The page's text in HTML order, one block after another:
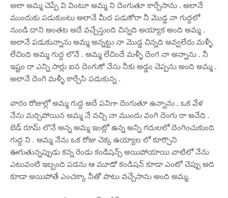
అలా అమ్మ చెప్పే వి వింటూ అమ్మ ని దెంగుతూ కార్చేసాను . అలానే
ముందుకు పడుకుంటు అలానే మీద పడుకోరా నీ మొడ్డ నా గుద్దలో
నుండి దాని అంతట అదే వచ్చేస్తుంది చిన్నది అయ్యాక అంది అమ్మ .
అలానే పడుకున్నాను అమ్మ అన్నట్టు నా మొడ్డ చిన్నది అవ్వలేదు మళ్ళీ
లేచింది అమ్మ గుద్ద లొనే . అమ్మ లేచిందే మళ్ళీ దెంగ నా అన్నాను . నీ
ఇష్టం రా ఎన్ని సార్లు ఐన దెంగుకో నేను నీకు అడ్డం చెప్పను అంది అమ్మ .
అలానే దెంగి మళ్ళీ కార్చేసి పడుకున్న .
వారం రోజుల్లో అమ్మ గుద్ద అదే పనిగా దెంగుతూ ఉన్నాను . ఒక వేళ
నేను మర్చిపోయిన అమ్మ నే వచ్చి నా ముందు వంగి దెంగు రా అనేది .
బెడ్ రూమ్ లొనే అన్న అమ్మ ఇంట్లో ఉన్న అన్ని గదులలో దెంగించుకుంది
గుద్ద ని . అమ్మ నేను ఒక రోజు చెక్క ఉయ్యాల లో కూర్చొని
ఊగుతున్నప్పుడు కన్న రెండు కండిషన్స్ అయిపోయాయి వాటిలో నేను
ఎటువంటి ఇబ్బంది పడను ఆ మూడో కండిషన్ కూడా ఎంటో చెప్పు అది
కూడా అయిపోతే ఎంచక్కా నీతో పాటు వచ్చేసాను అంది అమ్మ.